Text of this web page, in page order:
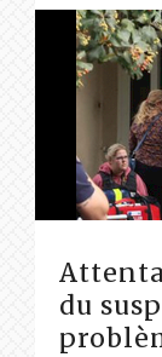
du